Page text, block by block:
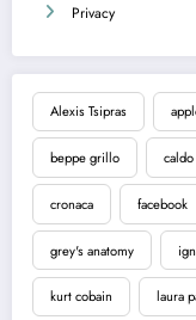
Privacy
Alexis Tsipras
beppe grillo caldo
cronaca facebook
grey's anatomy
kurt cobain laura